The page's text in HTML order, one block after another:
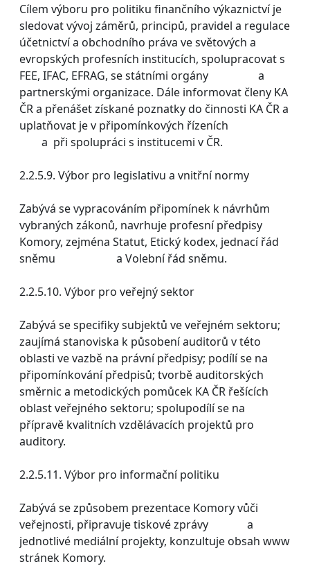
Cílem výboru pro politiku finančního výkaznictví je
sledovat vývoj záměrů, principů, pravidel a regulace
účetnictví a obchodního práva ve světových a
evropských profesních institucích, spolupracovat s
FEE, IFAC, EFRAG, se státními orgány a
partnerskými organizace. Dále informovat členy KA
ČR a přenášet získané poznatky do činnosti KA ČR a
uplatňovat je v připomínkových řízeních
a při spolupráci s institucemi v ČR.
2.2.5.9. Výbor pro legislativu a vnitřní normy
Zabývá se vypracováním připomínek k návrhům
vybraných zákonů, navrhuje profesní předpisy
Komory, zejména Statut, Etický kodex, jednací řád
sněmu a Volební řád sněmu.
2.2.5.10. Výbor pro veřejný sektor
Zabývá se specifiky subjektů ve veřejném sektoru;
zaujímá stanoviska k působení auditorů v této
oblasti ve vazbě na právní předpisy; podílí se na
připomínkování předpisů; tvorbě auditorských
směrnic a metodických pomůcek KA ČR řešících
oblast veřejného sektoru; spolupodílí se na
přípravě kvalitních vzdělávacích projektů pro
auditory.
2.2.5.11. Výbor pro informační politiku
Zabývá se způsobem prezentace Komory vůči
veřejnosti, připravuje tiskové zprávy a
jednotlivé mediální projekty, konzultuje obsah www
stránek Komory.